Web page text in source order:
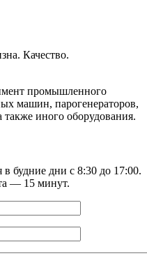
Качество.
промышленного
машин, парогенераторов,
иного оборудования.
в будние дни с 8:30 до 17:00.
— 15 минут.